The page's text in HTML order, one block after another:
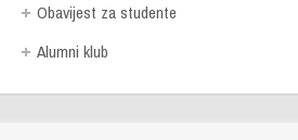
Obavijest za studente
Alumni klub